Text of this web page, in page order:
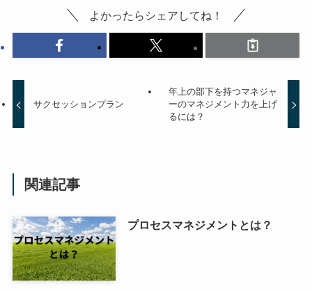
よかったらシェアしてね！
サクセッションプラン
年上の部下を持つマネジャ
ーのマネジメント力を上げ
るには？
関連記事
プロセスマネジメントとは？